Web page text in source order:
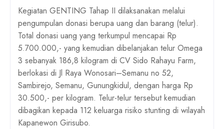
Kegiatan GENTING Tahap II dilaksanakan melalui
pengumpulan donasi berupa uang dan barang (telur).
Total donasi uang yang terkumpul mencapai Rp
5.700.000,- yang kemudian dibelanjakan telur Omega
3 sebanyak 186,8 kilogram di CV Sido Rahayu Farm,
berlokasi di Jl Raya Wonosari–Semanu no 52,
Sambirejo, Semanu, Gunungkidul, dengan harga Rp
30.500,- per kilogram. Telur-telur tersebut kemudian
dibagikan kepada 112 keluarga risiko stunting di wilayah
Kapanewon Girisubo.